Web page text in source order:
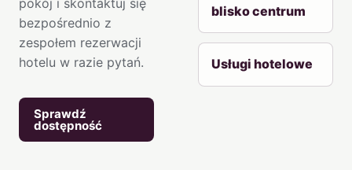
bezpośrednio z
zespołem rezerwacji
hotelu w razie pytań.
Sprawdź
dostępność
blisko centrum
Usługi hotelowe